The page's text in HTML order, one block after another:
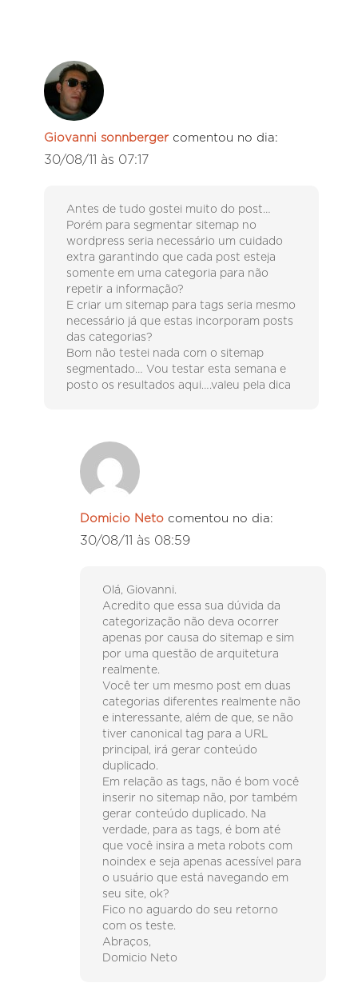
Giovanni sonnberger comentou no dia:
30/08/11 às 07:17
Antes de tudo gostei muito do post…
Porém para segmentar sitemap no
wordpress seria necessário um cuidado
extra garantindo que cada post esteja
somente em uma categoria para não
repetir a informação?
E criar um sitemap para tags seria mesmo
necessário já que estas incorporam posts
das categorias?
Bom não testei nada com o sitemap
segmentado… Vou testar esta semana e
posto os resultados aqui….valeu pela dica
Domicio Neto comentou no dia:
30/08/11 às 08:59
Olá, Giovanni.
Acredito que essa sua dúvida da
categorização não deva ocorrer
apenas por causa do sitemap e sim
por uma questão de arquitetura
realmente.
Você ter um mesmo post em duas
categorias diferentes realmente não
e interessante, além de que, se não
tiver canonical tag para a URL
principal, irá gerar conteúdo
duplicado.
Em relação as tags, não é bom você
inserir no sitemap não, por também
gerar conteúdo duplicado. Na
verdade, para as tags, é bom até
que você insira a meta robots com
noindex e seja apenas acessível para
o usuário que está navegando em
seu site, ok?
Fico no aguardo do seu retorno
com os teste.
Abraços,
Domicio Neto